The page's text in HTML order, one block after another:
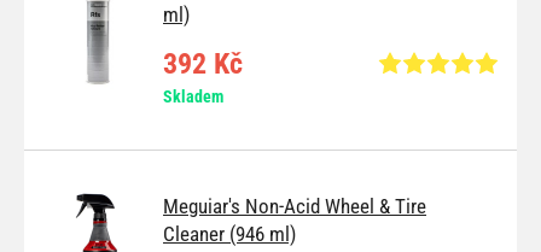
ml)
392 Kč
Skladem
Meguiar's Non-Acid Wheel & Tire
Cleaner (946 ml)